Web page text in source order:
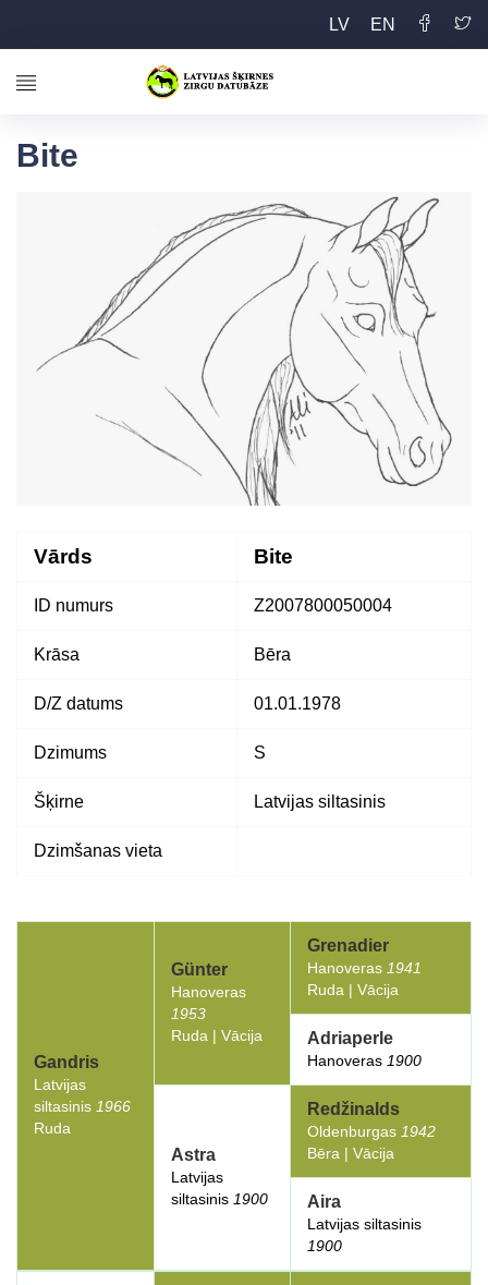
LV EN
Bite
Vārds Bite
ID numurs Z2007800050004
Krāsa Bēra
D/Z datums 01.01.1978
Dzimums S
Šķirne Latvijas siltasinis
Dzimšanas vieta
Gandris
Latvijas
siltasinis 1966
Ruda
Günter
Hanoveras
1953
Ruda | Vācija
Grenadier
Hanoveras 1941
Ruda | Vācija
Adriaperle
Hanoveras 1900
Astra
Latvijas
siltasinis 1900
Redžinalds
Oldenburgas 1942
Bēra | Vācija
Aira
Latvijas siltasinis
1900